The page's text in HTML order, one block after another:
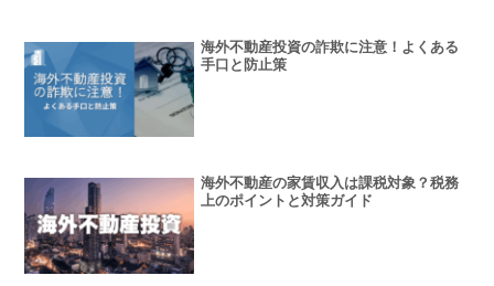
海外不動産投資の詐欺に注意！よくある
手口と防止策
海外不動産の家賃収入は課税対象？税務
上のポイントと対策ガイド